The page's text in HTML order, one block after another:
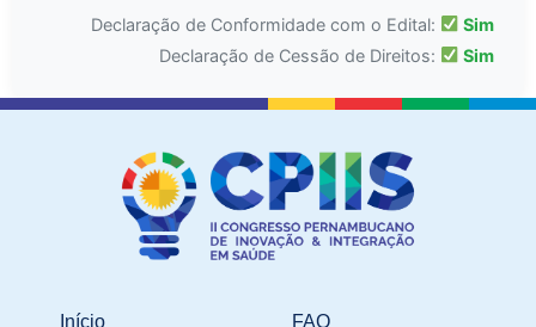
Declaração de Conformidade com o Edital:
Sim
Declaração de Cessão de Direitos:
Sim
Início FAQ